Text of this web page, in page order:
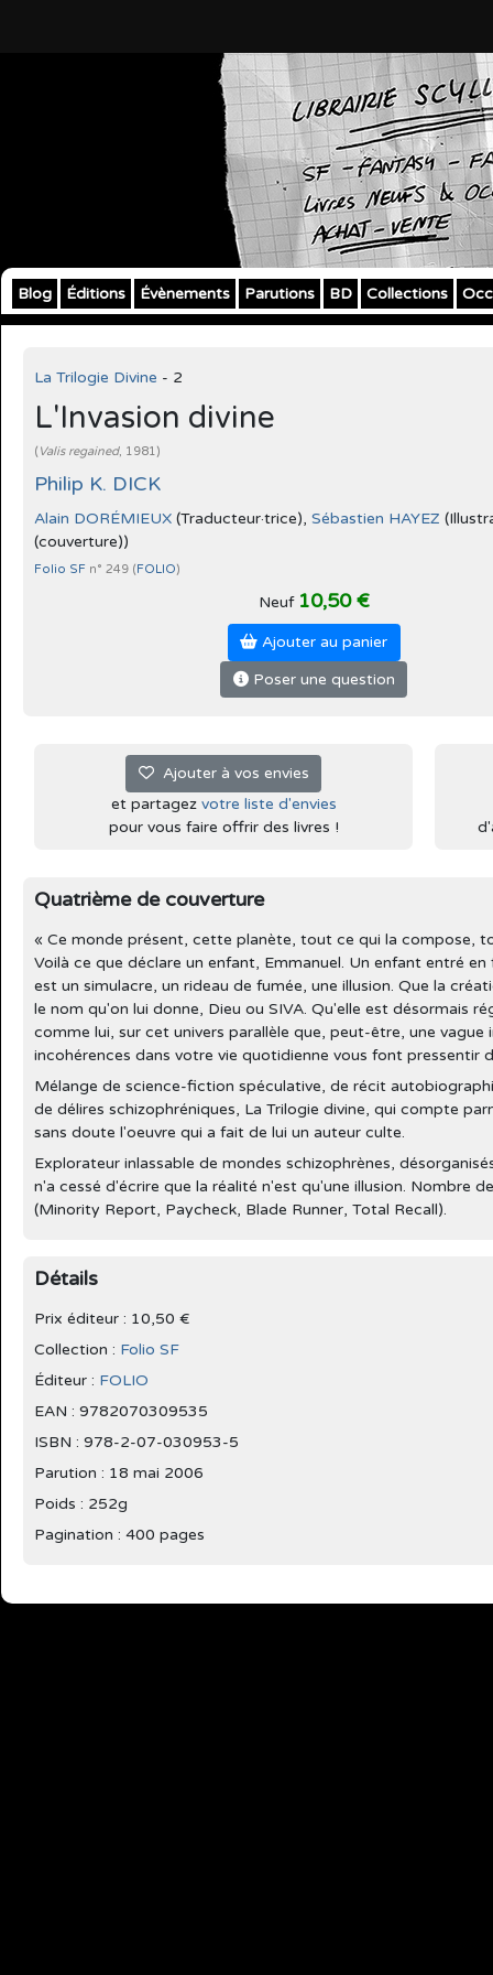
Blog Éditions Évènements Parutions BD Collections
La Trilogie Divine - 2
L'Invasion divine
( Valis regained, 1981)
Philip K. DICK
Alain DORÉMIEUX (Traducteur·trice), Sébastien HAYEZ
(couverture))
Folio SF n° 249 (FOLIO)
Neuf 10,50 €
Ajouter au panier
Poser une question
Ajouter à vos envies
et partagez votre liste d'envies
pour vous faire offrir des livres !
Quatrième de couverture
« Ce monde présent, cette planète, tout ce qui la compose,
Voilà ce que déclare un enfant, Emmanuel. Un enfant entré
est un simulacre, un rideau de fumée, une illusion. Que la
le nom qu'on lui donne, Dieu ou SIVA. Qu'elle est désormais
comme lui, sur cet univers parallèle que, peut-être, une
incohérences dans votre vie quotidienne vous font pressentir
Mélange de science-fiction spéculative, de récit
de délires schizophréniques, La Trilogie divine, qui compte
sans doute l'oeuvre qui a fait de lui un auteur culte.
Explorateur inlassable de mondes schizophrènes,
n'a cessé d'écrire que la réalité n'est qu'une illusion. Nombre
(Minority Report, Paycheck, Blade Runner, Total Recall).
Détails
Prix éditeur : 10,50 €
Collection : Folio SF
Éditeur : FOLIO
EAN : 9782070309535
ISBN : 978-2-07-030953-5
Parution : 18 mai 2006
Poids : 252g
Pagination : 400 pages